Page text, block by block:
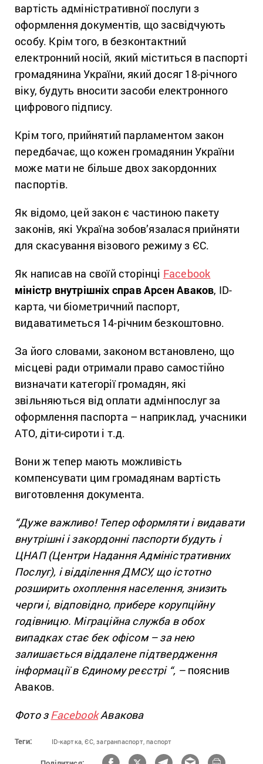
вартість адміністративної послуги з
оформлення документів, що засвідчують
особу. Крім того, в безконтактний
електронний носій, який міститься в паспорті
громадянина України, який досяг 18-річного
віку, будуть вносити засоби електронного
цифрового підпису.
Крім того, прийнятий парламентом закон
передбачає, що кожен громадянин України
може мати не більше двох закордонних
паспортів.
Як відомо, цей закон є частиною пакету
законів, які Україна зобов’язалася прийняти
для скасування візового режиму з ЄС.
Як написав на своїй сторінці Facebook
міністр внутрішніх справ Арсен Аваков, ID-
карта, чи біометричний паспорт,
видаватиметься 14-річним безкоштовно.
За його словами, законом встановлено, що
місцеві ради отримали право самостійно
визначати категорії громадян, які
звільняються від оплати адмінпослуг за
оформлення паспорта – наприклад, учасники
АТО, діти-сироти і т.д.
Вони ж тепер мають можливість
компенсувати цим громадянам вартість
виготовлення документа.
“Дуже важливо! Тепер оформляти і видавати
внутрішні і закордонні паспорти будуть і
ЦНАП (Центри Надання Адміністративних
Послуг), і відділення ДМСУ, що істотно
розширить охоплення населення, знизить
черги і, відповідно, прибере корупційну
годівницю. Міграційна служба в обох
випадках стає бек офісом – за нею
залишається віддалене підтвердження
інформації в Єдиному реєстрі “, –пояснив
Аваков.
Фото зFacebookАвакова
Теги: ID-картка, ЄС, загранпаспорт, паспорт